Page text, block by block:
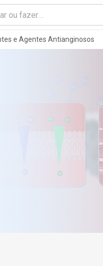
e Agentes Antianginosos